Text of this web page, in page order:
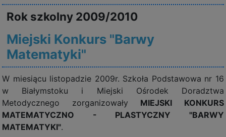
Rok szkolny 2009/2010
Miejski Konkurs "Barwy
Matematyki"
W miesiącu listopadzie 2009r. Szkoła Podstawowa nr 16
w Białymstoku i Miejski Ośrodek Doradztwa
Metodycznego zorganizowały MIEJSKI KONKURS
MATEMATYCZNO - PLASTYCZNY "BARWY
MATEMATYKI".